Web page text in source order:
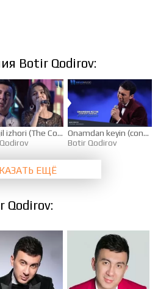
Botir Qodirov:
Ko’ngil izhori (The Cover Up with Hilola G’ayratova)
Onamdan keyin (concert version)
Botir Qodirov
ЕЩЁ
Qodirov: